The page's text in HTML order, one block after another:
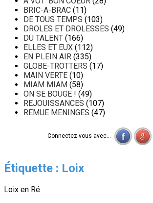
BRIC-A-BRAC (11)
DE TOUS TEMPS (103)
DROLES ET DROLESSES (49)
DU TALENT (166)
ELLES ET EUX (112)
EN PLEIN AIR (335)
GLOBE-TROTTERS (17)
MAIN VERTE (10)
MIAM MIAM (58)
ON SE BOUGE ! (49)
REJOUISSANCES (107)
REMUE MENINGES (47)
Connectez-vous avec...
Étiquette : Loix
Loix en Ré